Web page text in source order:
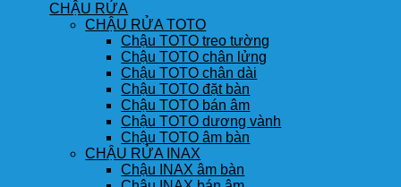
CHẬU RỬA
CHẬU RỬA TOTO
Chậu TOTO treo tường
Chậu TOTO chân lửng
Chậu TOTO chân dài
Chậu TOTO đặt bàn
Chậu TOTO bán âm
Chậu TOTO dương vành
Chậu TOTO âm bàn
CHẬU RỬA INAX
Chậu INAX âm bàn